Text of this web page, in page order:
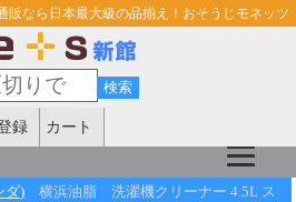
販なら日本最大級の品揃え！おそうじモネッツ
録 カート
ダ)
横浜油脂 洗濯機クリーナー 4.5L ス